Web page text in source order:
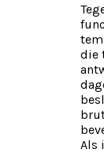
die
Als